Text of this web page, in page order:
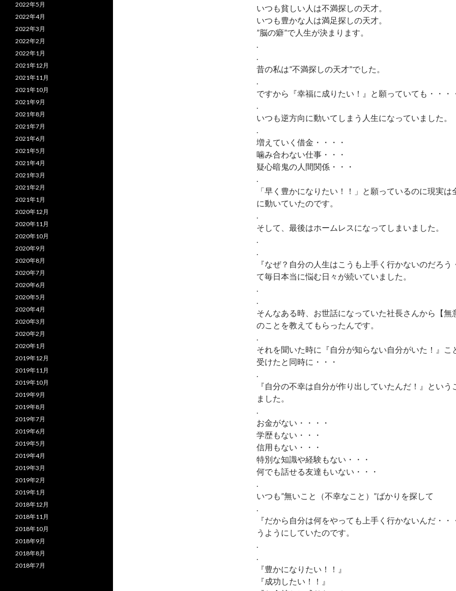
いつも貧しい人は不満探しの天才。
いつも豊かな人は満足探しの天才。
”脳の癖”で人生が決まります。
.
.
昔の私は”不満探しの天才”でした。
.
ですから『幸福に成りたい！』と願っていても・・・
.
いつも逆方向に動いてしまう人生になっていました。
.
増えていく借金・・・・
噛み合わない仕事・・・
疑心暗鬼の人間関係・・・
.
「早く豊かになりたい！！」と願っているのに現実は
に動いていたのです。
.
そして、最後はホームレスになってしまいました。
.
.
『なぜ？自分の人生はこうも上手く行かないのだろう
て毎日本当に悩む日々が続いていました。
.
.
そんなある時、お世話になっていた社長さんから【無
のことを教えてもらったんです。
.
それを聞いた時に『自分が知らない自分がいた！』こ
受けたと同時に・・・
.
『自分の不幸は自分が作り出していたんだ！』という
ました。
.
お金がない・・・・
学歴もない・・・
信用もない・・・
特別な知識や経験もない・・・
何でも話せる友達もいない・・・
.
いつも”無いこと（不幸なこと）”ばかりを探して
.
『だから自分は何をやっても上手く行かないんだ・・
うようにしていたのです。
.
.
『豊かになりたい！！』
『成功したい！！』
2022年5月
2022年4月
2022年3月
2022年2月
2022年1月
2021年12月
2021年11月
2021年10月
2021年9月
2021年8月
2021年7月
2021年6月
2021年5月
2021年4月
2021年3月
2021年2月
2021年1月
2020年12月
2020年11月
2020年10月
2020年9月
2020年8月
2020年7月
2020年6月
2020年5月
2020年4月
2020年3月
2020年2月
2020年1月
2019年12月
2019年11月
2019年10月
2019年9月
2019年8月
2019年7月
2019年6月
2019年5月
2019年4月
2019年3月
2019年2月
2019年1月
2018年12月
2018年11月
2018年10月
2018年9月
2018年8月
2018年7月